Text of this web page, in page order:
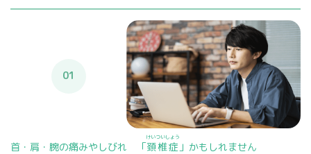
01
首・肩・腕の痛みやしびれ 「頚椎症
けいついしょう
」かもしれません